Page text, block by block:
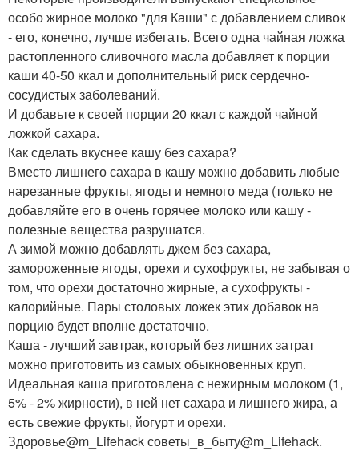
особо жирное молоко "для Каши" с добавлением сливок
- его, конечно, лучше избегать. Всего одна чайная ложка
растопленного сливочного масла добавляет к порции
каши 40-50 ккал и дополнительный риск сердечно-
сосудистых заболеваний.
И добавьте к своей порции 20 ккал с каждой чайной
ложкой сахара.
Как сделать вкуснее кашу без сахара?
Вместо лишнего сахара в кашу можно добавить любые
нарезанные фрукты, ягоды и немного меда (только не
добавляйте его в очень горячее молоко или кашу -
полезные вещества разрушатся.
А зимой можно добавлять джем без сахара,
замороженные ягоды, орехи и сухофрукты, не забывая о
том, что орехи достаточно жирные, а сухофрукты -
калорийные. Пары столовых ложек этих добавок на
порцию будет вполне достаточно.
Каша - лучший завтрак, который без лишних затрат
можно приготовить из самых обыкновенных круп.
Идеальная каша приготовлена с нежирным молоком (1,
5% - 2% жирности), в ней нет сахара и лишнего жира, а
есть свежие фрукты, йогурт и орехи.
Здоровье@m_Lifehack советы_в_быту@m_Lifehack.